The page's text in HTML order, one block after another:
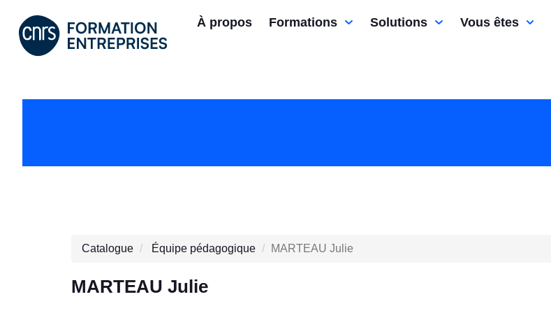
À propos Formations Solutions Vous êtes
Catalogue Équipe pédagogique MARTEAU Julie
MARTEAU Julie